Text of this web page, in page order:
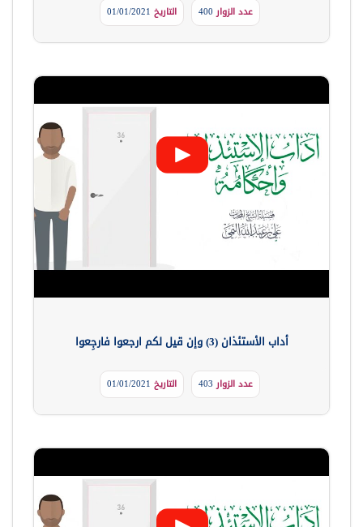
عدد الزوار التاريخ
أداب الأستئذان (3) وإن قيل لكم ارجعوا فارجِعوا
عدد الزوار التاريخ